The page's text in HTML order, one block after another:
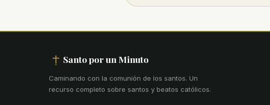
Santo por un Minuto
Caminando con la comunión de los santos. Un
recurso completo sobre santos y beatos católicos.